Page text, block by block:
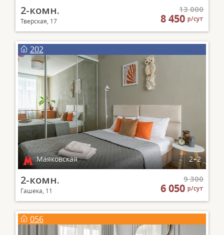
2-комн.
Тверская, 17
13 000
8 450р/сут
202
Маяковская 2+2
2-комн.
Гашека, 11
9 300
6 050р/сут
056